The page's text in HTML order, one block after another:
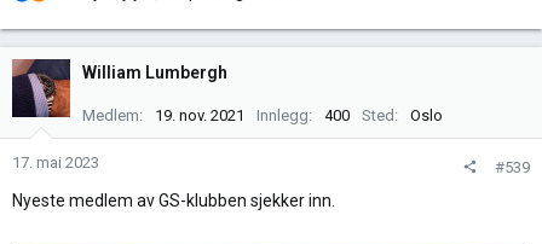
k
s
j
o
n
r
William Lumbergh
Medlem 19. nov. 2021 Innlegg 400 Sted Oslo
17. mai 2023 #539
Nyeste medlem av GS-klubben sjekker inn.